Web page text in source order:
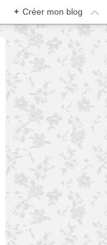
+ Créer mon blog